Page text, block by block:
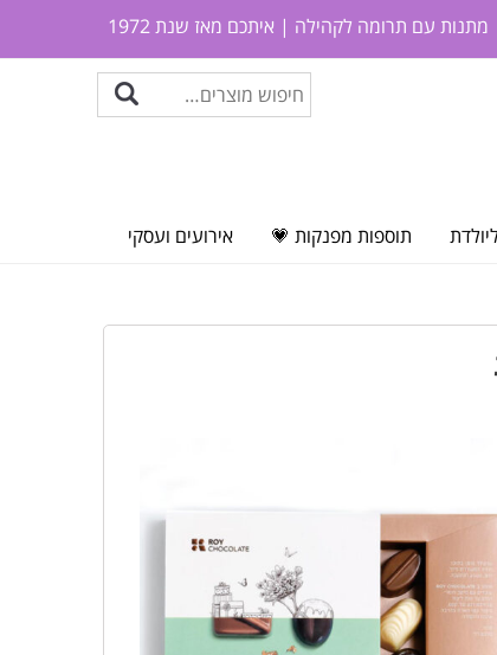
עם תרומה לקהילה | איתכם מאז שנת 1972
תוספות מפנקות 💗 אירועים ועסקי